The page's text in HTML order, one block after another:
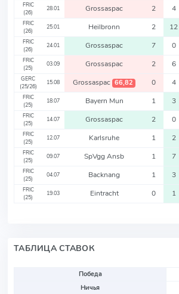
FRIC
(26)
28.01 Grossaspac 2 4
FRIC
(26)
25.01 Heilbronn 2 12
FRIC
(26)
24.01 Grossaspac 7 0
FRIC
(25)
03.09 Grossaspac 2 6
GERC
(25/26)
15.08 Grossaspac 66,82 0 4
FRIC
(25)
18.07 Bayern Mun 1 3
FRIC
(25)
14.07 Grossaspac 2 0
FRIC
(25)
12.07 Karlsruhe 1 2
FRIC
(25)
09.07 SpVgg Ansb 1 7
FRIC
(25)
04.07 Backnang 1 3
FRIC
(25)
19.03 Eintracht 0 1
ТАБЛИЦА СТАВОК
Победа
Ничья